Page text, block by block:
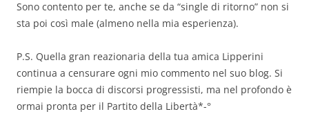
Sono contento per te, anche se da “single di ritorno” non si
sta poi così male (almeno nella mia esperienza).
P.S. Quella gran reazionaria della tua amica Lipperini
continua a censurare ogni mio commento nel suo blog. Si
riempie la bocca di discorsi progressisti, ma nel profondo è
ormai pronta per il Partito della Libertà*-°